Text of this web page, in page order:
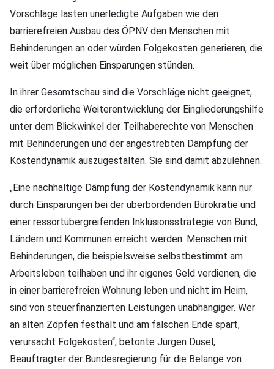
Vorschläge lasten unerledigte Aufgaben wie den
barrierefreien Ausbau des ÖPNV den Menschen mit
Behinderungen an oder würden Folgekosten generieren, die
weit über möglichen Einsparungen stünden.
In ihrer Gesamtschau sind die Vorschläge nicht geeignet,
die erforderliche Weiterentwicklung der Eingliederungshilfe
unter dem Blickwinkel der Teilhaberechte von Menschen
mit Behinderungen und der angestrebten Dämpfung der
Kostendynamik auszugestalten. Sie sind damit abzulehnen.
„Eine nachhaltige Dämpfung der Kostendynamik kann nur
durch Einsparungen bei der überbordenden Bürokratie und
einer ressortübergreifenden Inklusionsstrategie von Bund,
Ländern und Kommunen erreicht werden. Menschen mit
Behinderungen, die beispielsweise selbstbestimmt am
Arbeitsleben teilhaben und ihr eigenes Geld verdienen, die
in einer barrierefreien Wohnung leben und nicht im Heim,
sind von steuerfinanzierten Leistungen unabhängiger. Wer
an alten Zöpfen festhält und am falschen Ende spart,
verursacht Folgekosten“, betonte Jürgen Dusel,
Beauftragter der Bundesregierung für die Belange von